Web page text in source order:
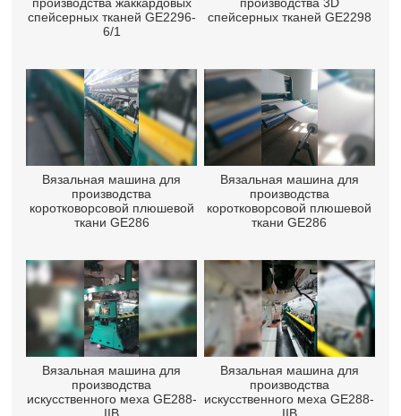
производства жаккардовых
спейсерных тканей GE2296-
6/1
производства 3D
спейсерных тканей GE2298
Вязальная машина для
производства
коротковорсовой плюшевой
ткани GE286
Вязальная машина для
производства
коротковорсовой плюшевой
ткани GE286
Вязальная машина для
производства
искусственного меха GE288-
Вязальная машина для
производства
искусственного меха GE288-